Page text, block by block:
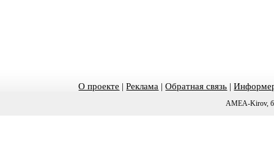
О проекте |Реклама |Обратная связь |
AMEA-Kirov,